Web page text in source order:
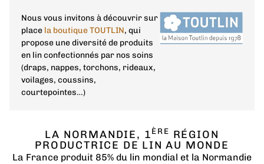
Nous vous invitons à découvrir sur
place la boutique TOUTLIN, qui
propose une diversité de produits
en lin confectionnés par nos soins
(draps, nappes, torchons, rideaux,
voilages, coussins,
courtepointes…)
LA NORMANDIE, 1ÈRE RÉGION
PRODUCTRICE DE LIN AU MONDE
La France produit 85% du lin mondial et la Normandie